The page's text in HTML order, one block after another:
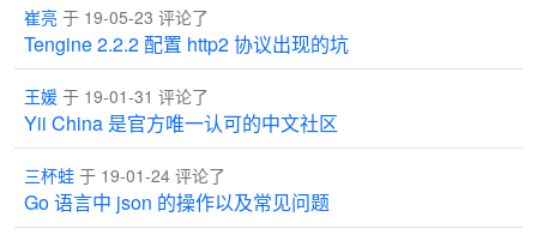
崔亮 于 19-05-23 评论了
Tengine 2.2.2 配置 http2 协议出现的坑
王媛 于 19-01-31 评论了
Yii China 是官方唯一认可的中文社区
三杯蛙 于 19-01-24 评论了
Go 语言中 json 的操作以及常见问题